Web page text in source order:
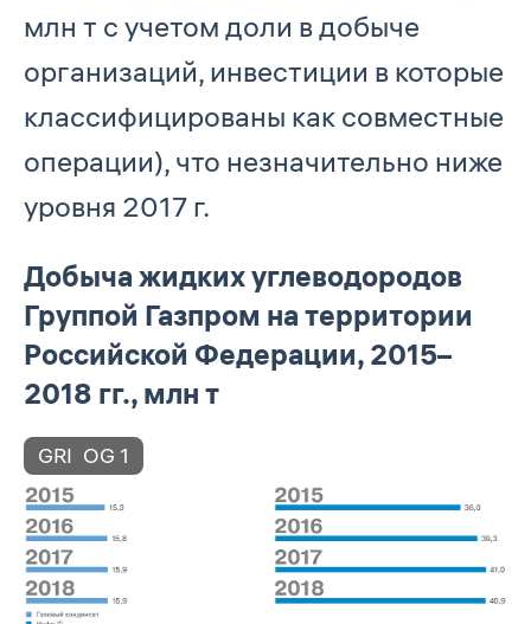
млн т с учетом доли в добыче
организаций, инвестиции в которые
классифицированы как совместные
операции), что незначительно ниже
уровня 2017 г.
Добыча жидких углеводородов
Группой Газпром на территории
Российской Федерации, 2015–
2018 гг., млн т
GRI OG 1